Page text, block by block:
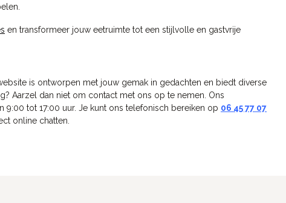
en transformeer jouw eetruimte tot een stijlvolle en gastvrije
is ontworpen met jouw gemak in gedachten en biedt diverse
Aarzel dan niet om contact met ons op te nemen. Ons
9:00 tot 17:00 uur. Je kunt ons telefonisch bereiken op 06 45 77 07
online chatten.